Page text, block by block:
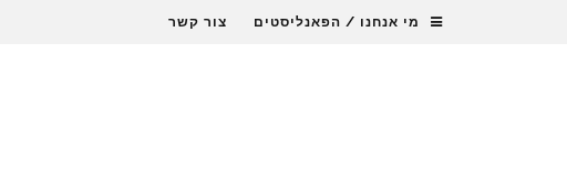
מי אנחנו / הפאנליסטים צור קשר